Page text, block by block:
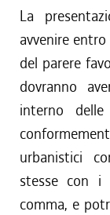
La
avvenire
del parere
dovranno
interno
urbanistici
stesse con i
comma, e